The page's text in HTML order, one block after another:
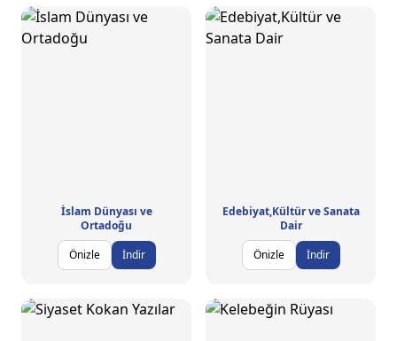
İslam Dünyası ve
Ortadoğu
Önizle
İndir
Edebiyat,Kültür ve Sanata
Dair
Önizle
İndir